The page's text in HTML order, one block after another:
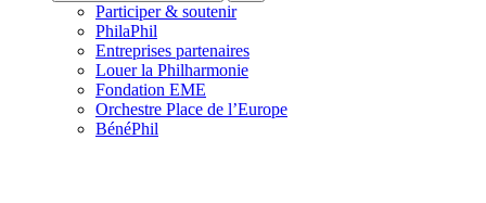
Participer & soutenir
PhilaPhil
Entreprises partenaires
Louer la Philharmonie
Fondation EME
Orchestre Place de l’Europe
BénéPhil